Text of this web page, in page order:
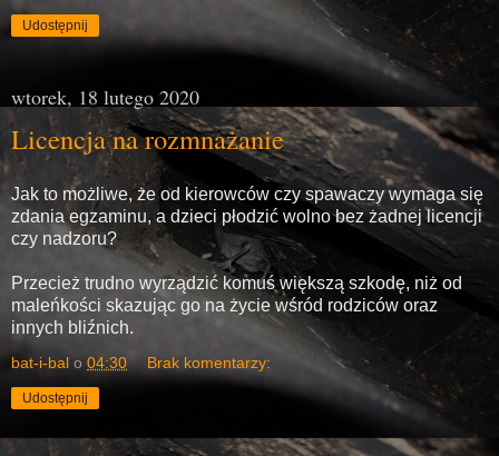
Udostępnij
wtorek, 18 lutego 2020
Licencja na rozmnażanie
Jak to możliwe, że od kierowców czy spawaczy wymaga się
zdania egzaminu, a dzieci płodzić wolno bez żadnej licencji
czy nadzoru?
Przecież trudno wyrządzić komuś większą szkodę, niż od
maleńkości skazując go na życie wśród rodziców oraz
innych bliźnich.
bat-i-bal o 04:30 Brak komentarzy:
Udostępnij